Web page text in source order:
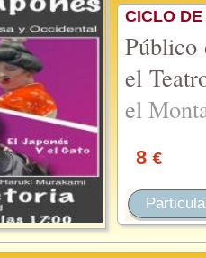
CICLO
Público
el
el
8 €